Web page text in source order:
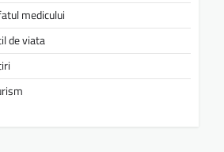
medicului
de viata